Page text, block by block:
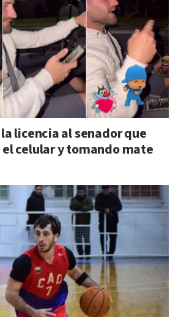
licencia al senador que
celular y tomando mate